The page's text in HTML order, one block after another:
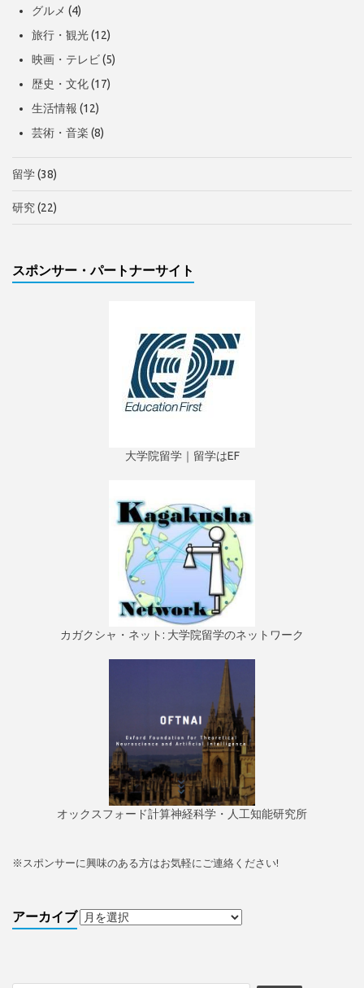
グルメ (4)
旅行・観光(12)
映画・テレビ(5)
歴史・文化(17)
生活情報 (12)
芸術・音楽 (8)
留学(38)
研究(22)
スポンサー・パートナーサイト
大学院留学｜留学はEF
カガクシャ・ネット: 大学院留学のネットワーク
オックスフォード計算神経科学・人工知能研究所
※ スポンサーに興味のある方はお気軽にご連絡ください!
アーカイブ